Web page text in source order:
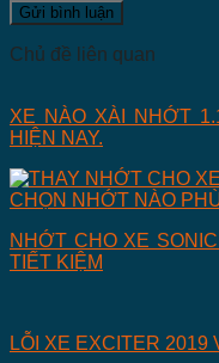
Chủ đề liên quan
XE NÀO XÀI NHỚT
HIỆN NAY.
NHỚT CHO XE
TIẾT KIỆM
LỖI XE EXCITER